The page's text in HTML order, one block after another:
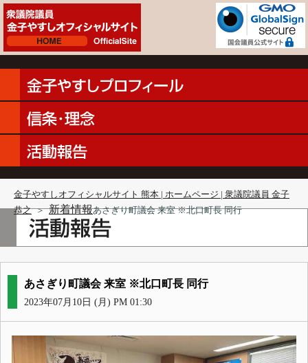
金子やすしオフィシャルサイト 熊本 | ホームページ | 衆議院議員 金子
恭之 ＞ 新着情報あさぎり町議会 来室 ※北口町長 同行
あさぎり町議会 来室 ※北口町長 同行
2023年07月10日 (月) PM 01:30